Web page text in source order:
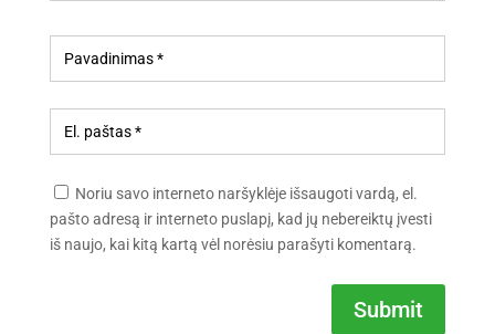
Noriu savo interneto naršyklėje išsaugoti vardą, el.
pašto adresą ir interneto puslapį, kad jų nebereiktų įvesti
iš naujo, kai kitą kartą vėl norėsiu parašyti komentarą.
Submit